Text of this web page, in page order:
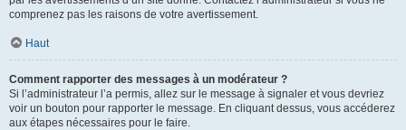
comprenez pas les raisons de votre avertissement.
Haut
Comment rapporter des messages à un modérateur ?
Si l’administrateur l’a permis, allez sur le message à signaler et vous devriez
voir un bouton pour rapporter le message. En cliquant dessus, vous accéderez
aux étapes nécessaires pour le faire.